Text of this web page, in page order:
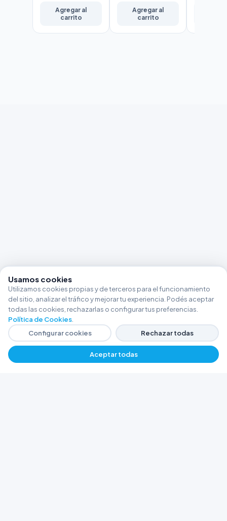
Agregar al
carrito
Agregar al
carrito
$ 19583,73 + Agregar
Usamos cookies
Utilizamos cookies propias y de terceros para el funcionamiento
del sitio, analizar el tráfico y mejorar tu experiencia. Podés aceptar
todas las cookies, rechazarlas o configurar tus preferencias.
Política de Cookies
Configurar cookies
Rechazar todas
Aceptar todas